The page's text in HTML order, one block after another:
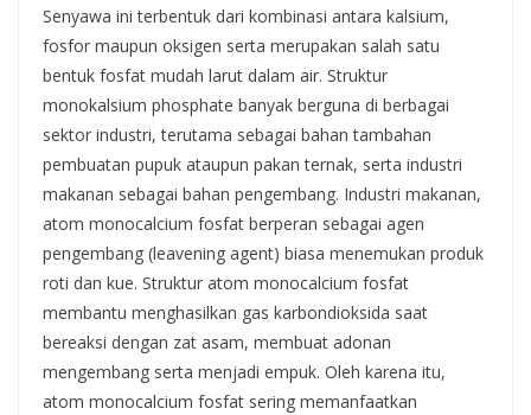
Senyawa ini terbentuk dari kombinasi antara kalsium,
fosfor maupun oksigen serta merupakan salah satu
bentuk fosfat mudah larut dalam air. Struktur
monokalsium phosphate banyak berguna di berbagai
sektor industri, terutama sebagai bahan tambahan
pembuatan pupuk ataupun pakan ternak, serta industri
makanan sebagai bahan pengembang. Industri makanan,
atom monocalcium fosfat berperan sebagai agen
pengembang (leavening agent) biasa menemukan produk
roti dan kue. Struktur atom monocalcium fosfat
membantu menghasilkan gas karbondioksida saat
bereaksi dengan zat asam, membuat adonan
mengembang serta menjadi empuk. Oleh karena itu,
atom monocalcium fosfat sering memanfaatkan